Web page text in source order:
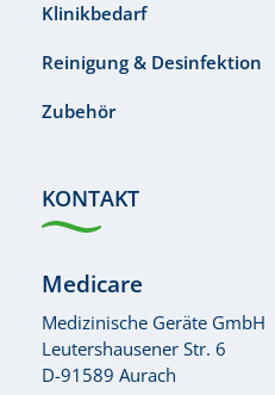
Klinikbedarf
Reinigung & Desinfektion
Zubehör
KONTAKT
Medicare
Medizinische Geräte GmbH
Leutershausener Str. 6
D-91589 Aurach